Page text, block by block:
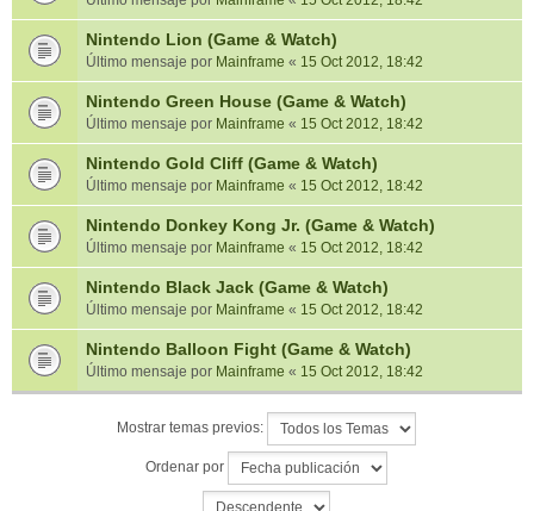
Nintendo Lion (Game & Watch)
Último mensaje por Mainframe « 15 Oct 2012, 18:42
Nintendo Green House (Game & Watch)
Último mensaje por Mainframe « 15 Oct 2012, 18:42
Nintendo Gold Cliff (Game & Watch)
Último mensaje por Mainframe « 15 Oct 2012, 18:42
Nintendo Donkey Kong Jr. (Game & Watch)
Último mensaje por Mainframe « 15 Oct 2012, 18:42
Nintendo Black Jack (Game & Watch)
Último mensaje por Mainframe « 15 Oct 2012, 18:42
Nintendo Balloon Fight (Game & Watch)
Último mensaje por Mainframe « 15 Oct 2012, 18:42
Mostrar temas previos:
Ordenar por